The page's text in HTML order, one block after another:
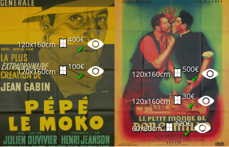
120x160cm
400€
✔
120x160cm
100€
✔ 120x160cm
500€
✔
120x160cm
30€
✔
60x80cm
120€
✔